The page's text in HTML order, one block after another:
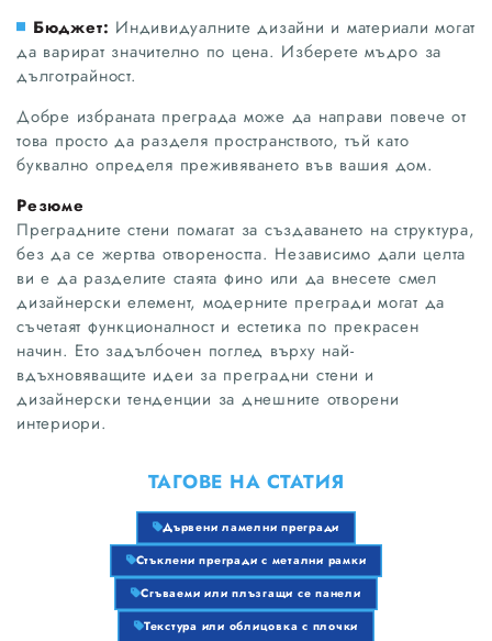
Бюджет: Индивидуалните дизайни и материали могат
да варират значително по цена. Изберете мъдро за
дълготрайност.
Добре избраната преграда може да направи повече от
това просто да разделя пространството, тъй като
буквално определя преживяването във вашия дом.
Резюме
Преградните стени помагат за създаването на структура,
без да се жертва отвореността. Независимо дали целта
ви е да разделите стаята фино или да внесете смел
дизайнерски елемент, модерните прегради могат да
съчетаят функционалност и естетика по прекрасен
начин. Ето задълбочен поглед върху най-
вдъхновяващите идеи за преградни стени и
дизайнерски тенденции за днешните отворени
интериори.
ТАГОВЕ НА СТАТИЯ
Дървени ламелни прегради
Стъклени прегради с метални рамки
Сгъваеми или плъзгащи се панели
Текстура или облицовка с плочки